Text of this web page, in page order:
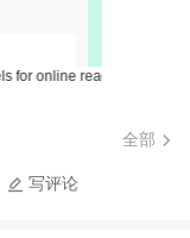
reading.
全部
写评论